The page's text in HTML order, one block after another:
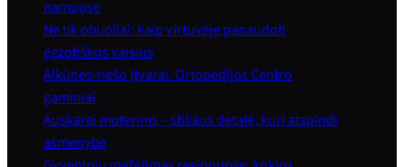
namuose
Ne tik obuoliai: kaip virtuvėje panaudoti
egzotiškus vaisius
Alkūnės-riešo įtvarai. Ortopedijos Centro
gaminiai
Auskarai moterims – stiliaus detalė, kuri atspindi
asmenybę